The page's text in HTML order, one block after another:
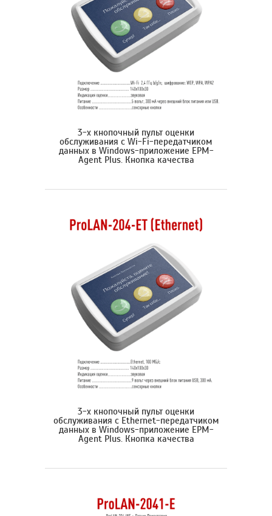
3-х кнопочный пульт оценки
обслуживания с Wi-Fi-передатчиком
данных в Windows-приложение EPM-
Agent Plus. Кнопка качества
3-х кнопочный пульт оценки
обслуживания с Ethernet-передатчиком
данных в Windows-приложение EPM-
Agent Plus. Кнопка качества